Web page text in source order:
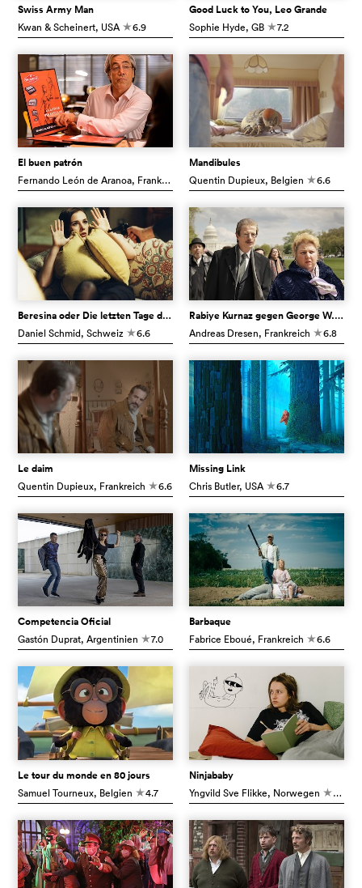
Swiss Army Man
Kwan & Scheinert, USA c6.9
Good Luck to You, Leo Grande
Sophie Hyde, GB c7.2
El buen patrón
Fernando León de Aranoa, Frankreich c7.1
Mandibules
Quentin Dupieux, Belgien c6.6
Beresina oder Die letzten Tage der Schweiz
Daniel Schmid, Schweiz c6.6
Rabiye Kurnaz gegen George W. Bush
Andreas Dresen, Frankreich c6.8
Le daim
Quentin Dupieux, Frankreich c6.6
Missing Link
Chris Butler, USA c6.7
Competencia Oficial
Gastón Duprat, Argentinien c7.0
Barbaque
Fabrice Eboué, Frankreich c6.6
Le tour du monde en 80 jours
Samuel Tourneux, Belgien c4.7
Ninjababy
Yngvild Sve Flikke, Norwegen c7.3